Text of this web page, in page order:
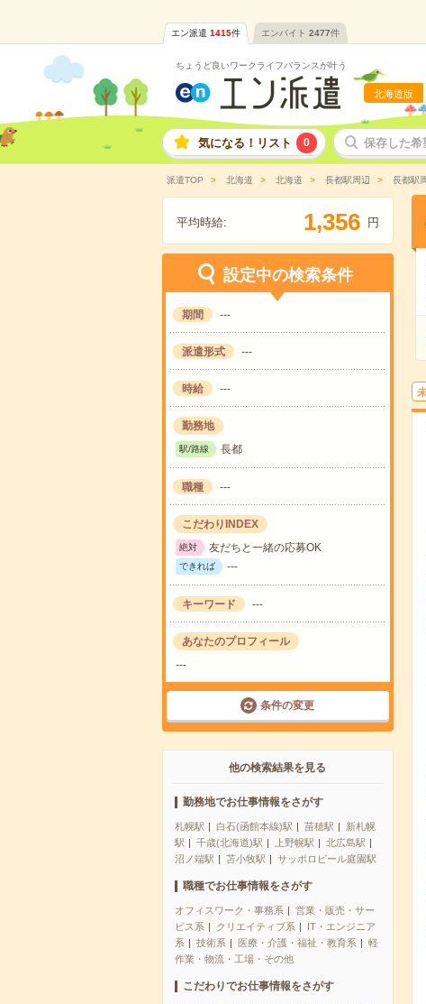
エン派遣 1415件 エンバイト 2477件
ちょうど良いワークライフバランスが叶う
北海道版
気になる！リスト 0 保存した希
派遣TOP 北海道 北海道 長都駅周辺 長都駅
平均時給: 1,356 円
設定中の検索条件
期間 ---
派遣形式 ---
時給 ---
勤務地
駅/路線 長都
職種 ---
こだわりINDEX
絶対 友だちと一緒の応募OK
できれば ---
キーワード ---
あなたのプロフィール
---
条件の変更
他の検索結果を見る
勤務地でお仕事情報をさがす
札幌駅 白石(函館本線)駅 苗穂駅
新札幌
駅
千歳(北海道)駅 上野幌駅
北広島駅
沼ノ端駅
苫小牧駅 サッポロビール庭園駅
職種でお仕事情報をさがす
オフィスワーク・事務系
営業・販売・サー
ビス系
クリエイティブ系
IT・エンジニア
系
技術系 医療・介護・福祉・教育系
軽
作業・物流・工場・その他
こだわりでお仕事情報をさがす